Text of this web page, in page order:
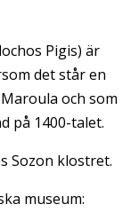
Pigis) är
det står en
och som
på 1400-talet.
Sozon klostret.
museum: